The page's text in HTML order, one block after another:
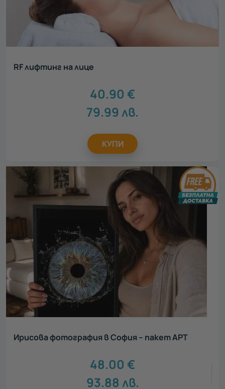
RF лифтинг на лице
40.90 €
79.99 лв.
КУПИ
Ирисова фотография в София – пакет АРТ
48.00 €
93.88 лв.